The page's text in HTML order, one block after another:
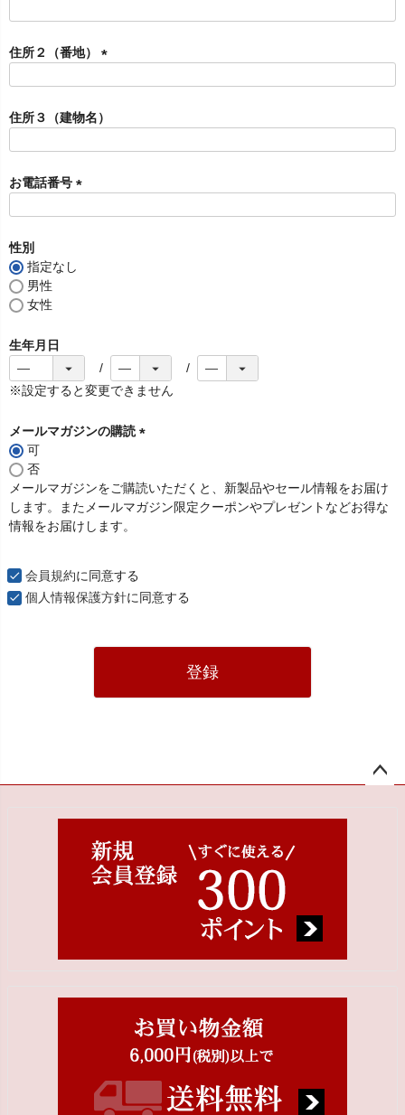
)
住所２（番地）
須
)
住所３（建物名）
お電話番号
性別
指定なし
男性
女性
生年月日
※設定すると変更できません
メールマガジンの購読
須
)
可
否
メールマガジンをご購読いただくと、新製品やセール情報をお届け
します。またメールマガジン限定クーポンやプレゼントなどお得な
情報をお届けします。
会員規約に同意する
個人情報保護方針に同意する
登録